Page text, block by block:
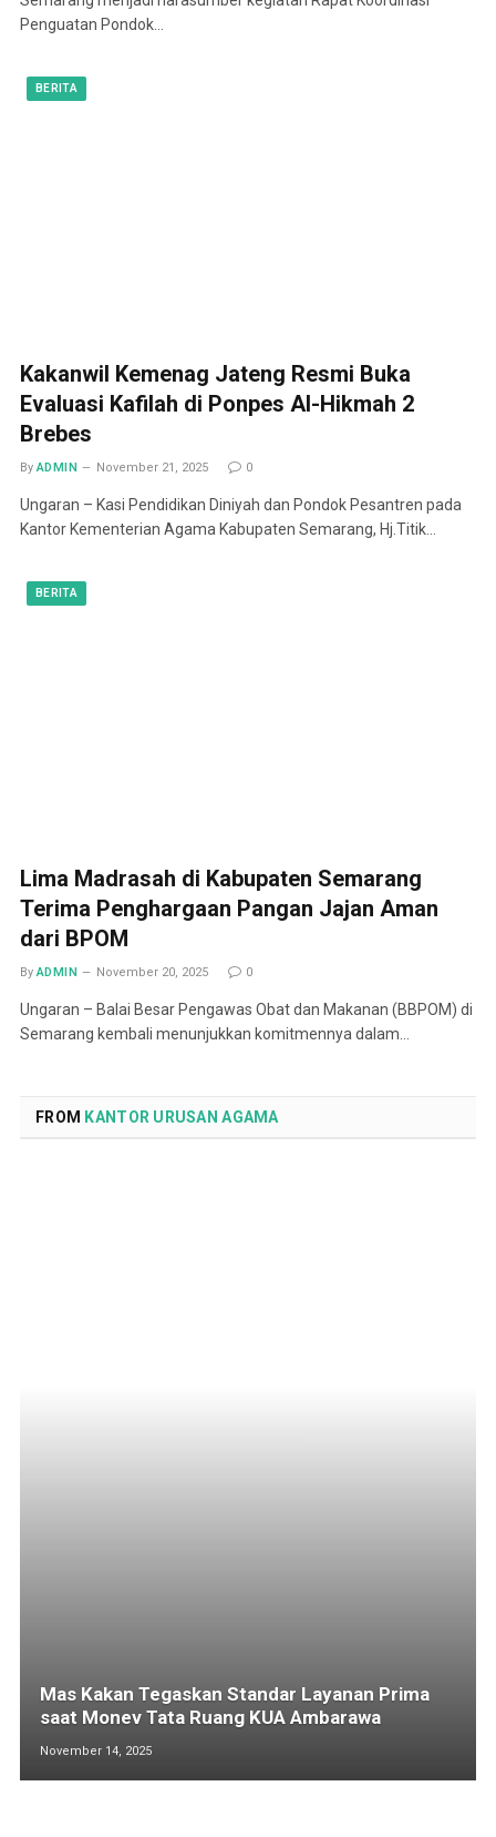
Penguatan Pondok…
BERITA
Kakanwil Kemenag Jateng Resmi Buka
Evaluasi Kafilah di Ponpes Al-Hikmah 2
Brebes
By ADMIN November 21, 2025 0
Ungaran – Kasi Pendidikan Diniyah dan Pondok Pesantren pada
Kantor Kementerian Agama Kabupaten Semarang, Hj.Titik…
BERITA
Lima Madrasah di Kabupaten Semarang
Terima Penghargaan Pangan Jajan Aman
dari BPOM
By ADMIN November 20, 2025 0
Ungaran – Balai Besar Pengawas Obat dan Makanan (BBPOM) di
Semarang kembali menunjukkan komitmennya dalam…
FROM KANTOR URUSAN AGAMA
Mas Kakan Tegaskan Standar Layanan Prima
saat Monev Tata Ruang KUA Ambarawa
November 14, 2025